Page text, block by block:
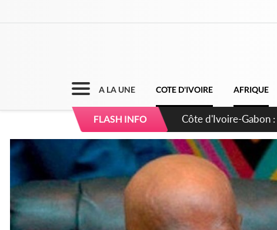
A LA UNE COTE D'IVOIRE AFRIQUE
FLASH INFO Côte d'Ivoire :